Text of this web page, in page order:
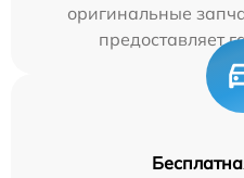
оригинальные
предоставляет